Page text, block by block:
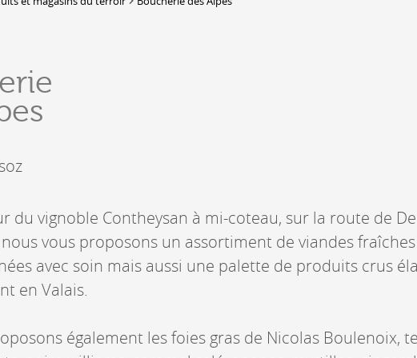
du vignoble Contheysan à mi-coteau, sur la route de
vous proposons un assortiment de viandes
avec soin mais aussi une palette de produits crus
en Valais.
également les foies gras de Nicolas Boulenoix,